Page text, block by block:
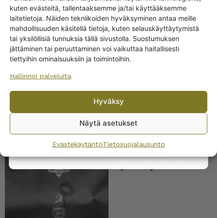
kuten evästeitä, tallentaaksemme ja/tai käyttääksemme
laitetietoja. Näiden tekniikoiden hyväksyminen antaa meille
mahdollisuuden käsitellä tietoja, kuten selauskäyttäytymistä
tai yksilöllisiä tunnuksia tällä sivustolla. Suostumuksen
jättäminen tai peruuttaminen voi vaikuttaa haitallisesti
tiettyihin ominaisuuksiin ja toimintoihin.
Hallinnoi palveluita
Hyväksy
Näytä asetukset
EvästekäytäntöTietosuojalausunto
Nuutajärvi Aurora
kynttilänjalka 245 mm
Iittala Aurora
Get -5%
off?
Yes! I want the discount
privacy policy.